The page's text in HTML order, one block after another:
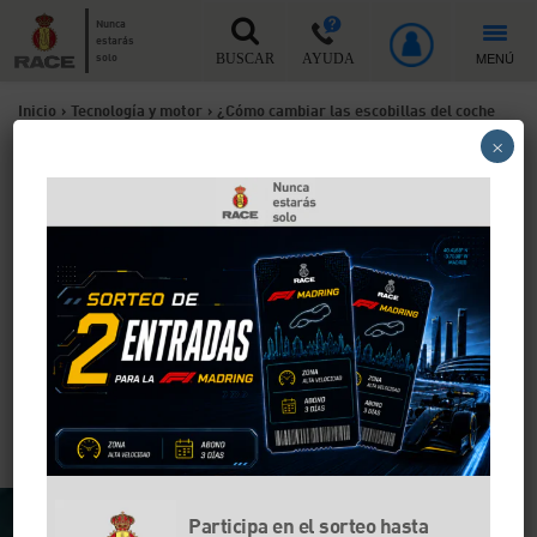
Nunca
estarás
solo
BUSCAR AYUDA MENÚ
Inicio > Tecnología y motor > ¿Cómo cambiar las escobillas del coche
¿Cómo cambiar las
escobillas del coche y dónde
rellenar el depósito de los
limpiaparabrisas?
Te explicamos paso a paso cómo cambiar las
escobillas limpiaparabrisas de tu coche de forma
sencilla y eficaz.
Participa en el sorteo hasta
×